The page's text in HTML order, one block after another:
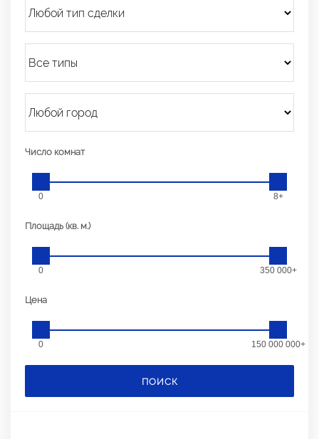
Число комнат
0 8+
Площадь (кв. м.)
0 350 000+
Цена
0 150 000 000+
ПОИСК